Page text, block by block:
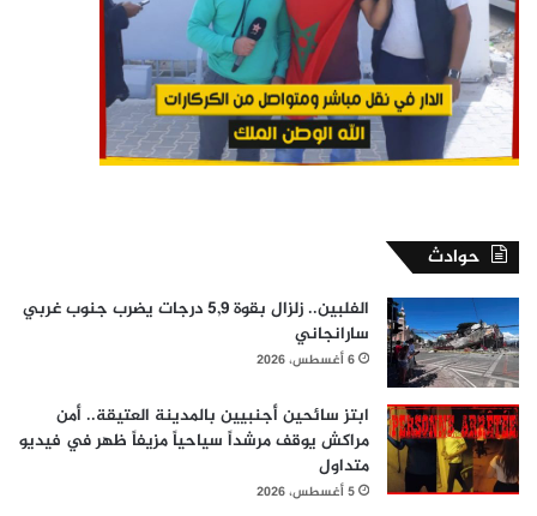
حوادث
الفلبين.. زلزال بقوة 5,9 درجات يضرب جنوب غربي
سارانجاني
6 أغسطس، 2026
ابتز سائحين أجنبيين بالمدينة العتيقة.. أمن
مراكش يوقف مرشداً سياحياً مزيفاً ظهر في فيديو
متداول
5 أغسطس، 2026